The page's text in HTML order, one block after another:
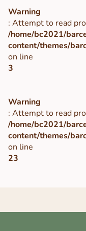
Warning
: Attempt to read
/home/bc2021/
content/themes/
on line
3
Warning
: Attempt to read
/home/bc2021/
content/themes/
on line
23